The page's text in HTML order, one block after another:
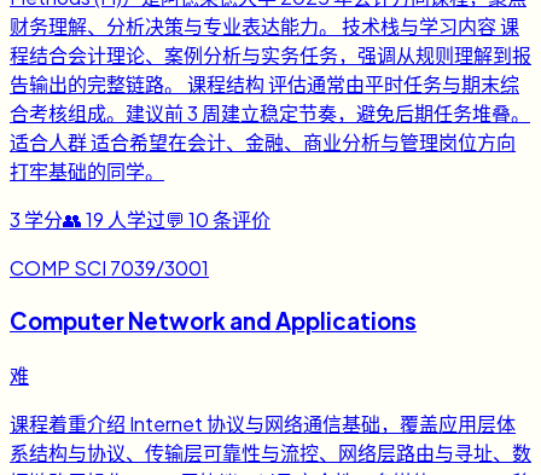
财务理解、分析决策与专业表达能力。 技术栈与学习内容 课
程结合会计理论、案例分析与实务任务，强调从规则理解到报
告输出的完整链路。 课程结构 评估通常由平时任务与期末综
合考核组成。建议前 3 周建立稳定节奏，避免后期任务堆叠。
适合人群 适合希望在会计、金融、商业分析与管理岗位方向
打牢基础的同学。
3 学分👥19 人学过💬 10条评价
COMP SCI 7039/3001
Computer Network and Applications
难
课程着重介绍 Internet 协议与网络通信基础，覆盖应用层体
系结构与协议、传输层可靠性与流控、网络层路由与寻址、数